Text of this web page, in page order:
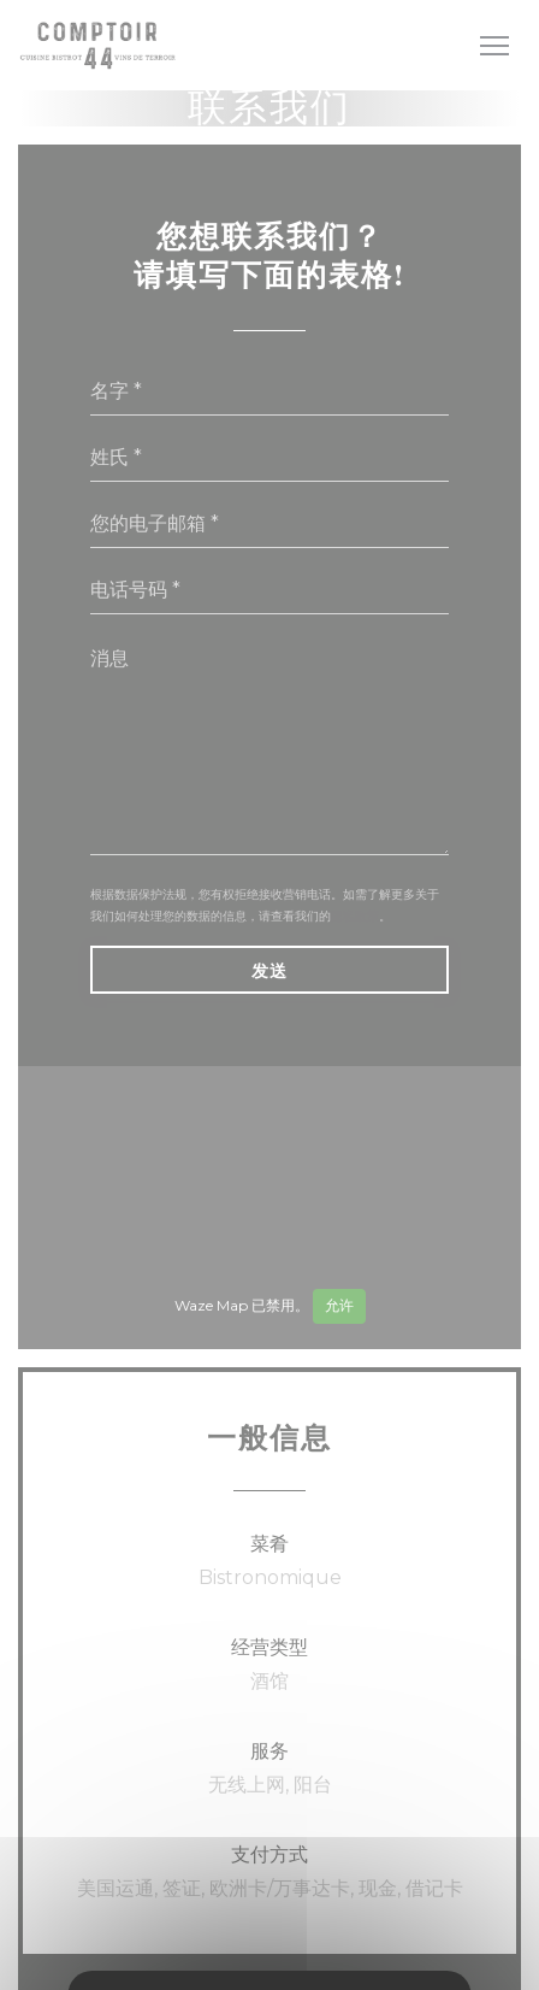
Cookie管理面板
联系我们
您想联系我们？
请填写下面的表格!
根据数据保护法规，您有权拒绝接收营销电话。如需了解更多关于
我们如何处理您的数据的信息，请查看我们的
。
Waze Map 已禁用。 允许
一般信息
菜肴
Bistronomique
经营类型
酒馆
服务
无线上网, 阳台
支付方式
美国运通, 签证, 欧洲卡/万事达卡, 现金, 借记卡